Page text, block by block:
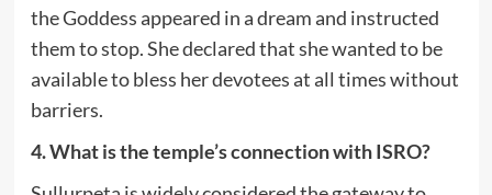
the Goddess appeared in a dream and instructed
them to stop.She declared that she wanted to be
available to bless her devotees at all times without
barriers.
4. What is the temple’s connection with ISRO?